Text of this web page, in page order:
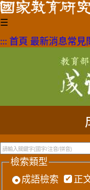
☰
::: 首頁 最新消息常見
檢索類型
成語檢索
正